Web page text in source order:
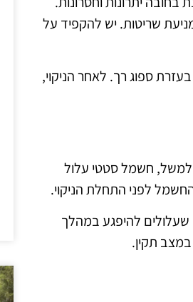
שריטות. יש להקפיד על
ספוג רך. לאחר הניקוי,
למשל, חשמל סטטי עלול
לפני התחלת הניקוי.
שעלולים להיפגע במהלך
תקין.